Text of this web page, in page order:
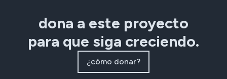
dona a este proyecto
para que siga creciendo.
¿cómo donar?